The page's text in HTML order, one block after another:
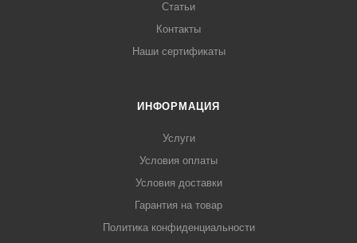
Статьи
Контакты
Наши сертификаты
ИНФОРМАЦИЯ
Услуги
Условия оплаты
Условия доставки
Гарантия на товар
Политика конфиденциальности